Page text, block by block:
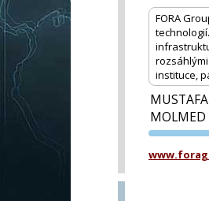
FORA
instituce,
MOLMED